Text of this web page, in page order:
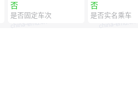
否
是否固定车次
否
是否实名乘车